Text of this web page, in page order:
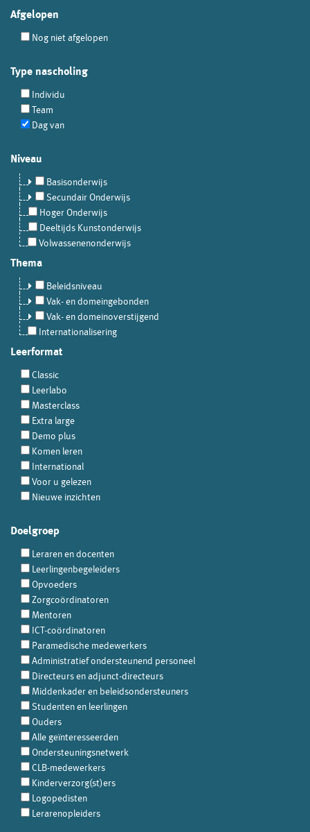
Afgelopen
Nog niet afgelopen
Type nascholing
Individu
Team
Dag van
Niveau
Basisonderwijs
Secundair Onderwijs
Hoger Onderwijs
Deeltijds Kunstonderwijs
Volwassenenonderwijs
Thema
Beleidsniveau
Vak- en domeingebonden
Vak- en domeinoverstijgend
Internationalisering
Leerformat
Classic
Leerlabo
Masterclass
Extra large
Demo plus
Komen leren
International
Voor u gelezen
Nieuwe inzichten
Doelgroep
Leraren en docenten
Leerlingenbegeleiders
Opvoeders
Zorgcoördinatoren
Mentoren
ICT-coördinatoren
Paramedische medewerkers
Administratief ondersteunend personeel
Directeurs en adjunct-directeurs
Middenkader en beleidsondersteuners
Studenten en leerlingen
Ouders
Alle geïnteresseerden
Ondersteuningsnetwerk
CLB-medewerkers
Kinderverzorg(st)ers
Logopedisten
Lerarenopleiders